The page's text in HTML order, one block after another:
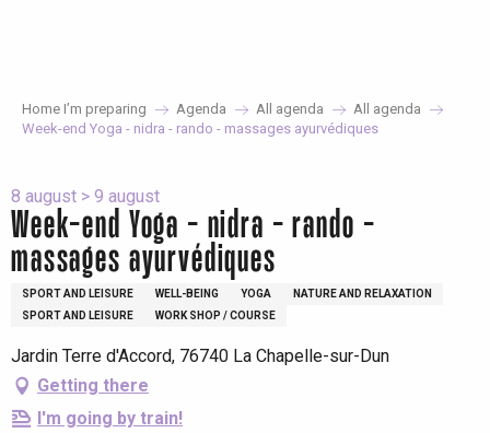
Home I’m preparing Agenda All agenda
All agenda
Week-end Yoga - nidra - rando - massages ayurvédiques
8 august > 9 august
Week-end Yoga - nidra - rando -
massages ayurvédiques
SPORT AND LEISURE WELL-BEING YOGA
NATURE AND RELAXATION
SPORT AND LEISURE
WORK SHOP / COURSE
Jardin Terre d'Accord, 76740 La Chapelle-sur-Dun
Getting there
I'm going by train!